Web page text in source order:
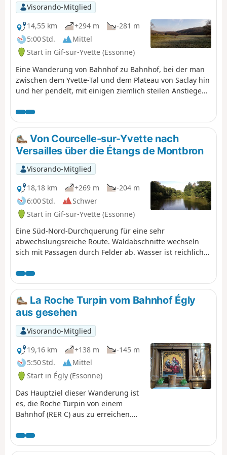
Visorando-Mitglied
14,55 km
+294 m
-281 m
5:00 Std.
Mittel
Start in Gif-sur-Yvette (Essonne)
Eine Wanderung von Bahnhof zu Bahnhof, bei der man
zwischen dem Yvette-Tal und dem Plateau von Saclay hin
und her pendelt, mit einigen ziemlich steilen Anstiegen.
durchquert man Gif-sur-Yvette und wandert dann
entlang eines Feuchtgebiets, das von zwei Flüssen
eingerahmt wird. Man steigt wieder auf das Plateau in
der Nähe des Campus der Universität Paris-Saclay
hinauf. Nach einem Besuch des ehemaligen Steinbruchs
La Troche und einem Spaziergang am Rand des Plateaus
steigt man wieder ins Tal hinab.
Von Courcelle-sur-Yvette nach
Versailles über die Étangs de Montbron
Visorando-Mitglied
18,18 km
+269 m
-204 m
6:00 Std.
Schwer
Start in Gif-sur-Yvette (Essonne)
Eine Süd-Nord-Durchquerung für eine sehr
abwechslungsreiche Route. Waldabschnitte wechseln
sich mit Passagen durch Felder ab. Wasser ist reichlich
Marette und der Bièvre – sowie den Étangs de
Montbrond in ihrer grünen Umgebung. (Warnung) Die
Route ist am Punkt (12) aufgrund von Bauarbeiten an der
Metro-Linie 18 unterbrochen (Stand: März 2026). Eine
Umgehungsmöglichkeit wird derzeit geprüft. Bitte
unterlassen Sie diese Wanderung bis auf Weiteres.
La Roche Turpin vom Bahnhof Égly
aus gesehen
Visorando-Mitglied
19,16 km
+138 m
-145 m
5:50 Std.
Mittel
Start in Égly (Essonne)
Das Hauptziel dieser Wanderung ist
es, die Roche Turpin von einem
Bahnhof (RER C) aus zu erreichen.
wunderschönes Naturgebiet,
bestehend aus einem